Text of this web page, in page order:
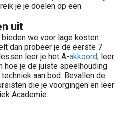
je je doelen op een
uit
we voor lage kosten
dan probeer je de eerste 7
leer je het A-akkoord, leer
hoe je de juiste speelhouding
aan bod. Bevallen de
die je voorgingen en leer
Academie.